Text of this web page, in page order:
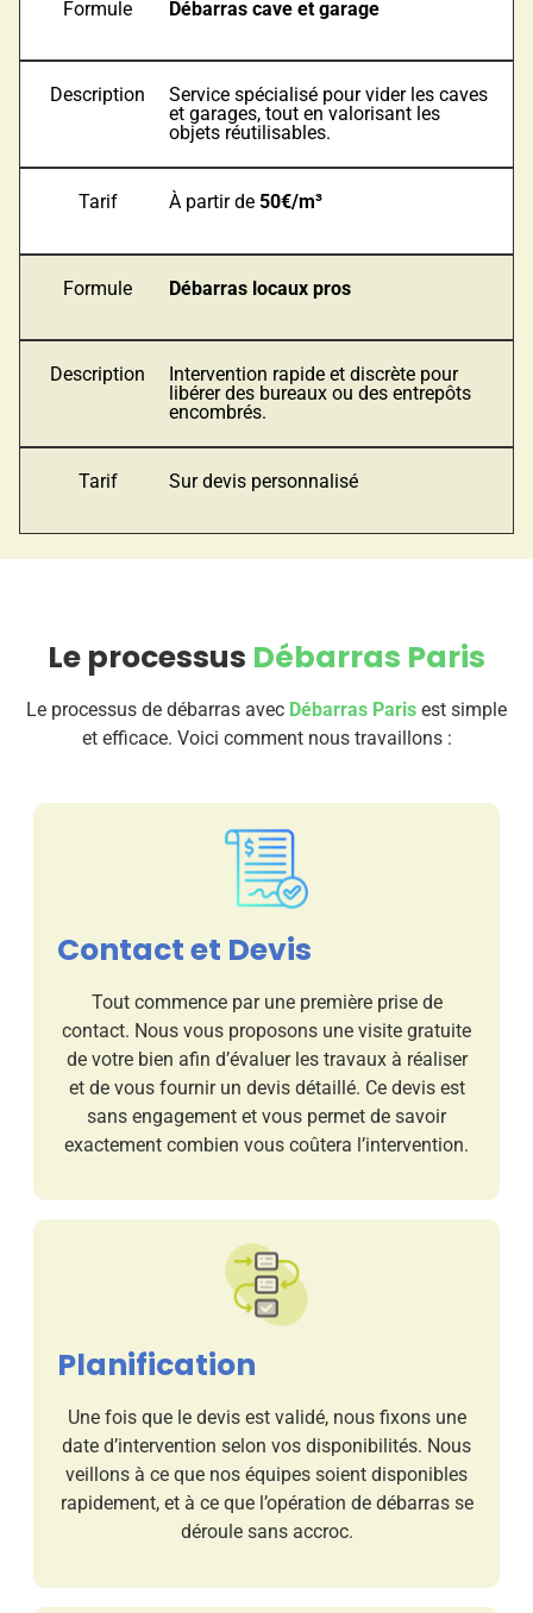
Formule Débarras cave et garage
Description
Service spécialisé pour vider les caves
et garages, tout en valorisant les
objets réutilisables.
Tarif À partir de 50€/m³
Formule Débarras locaux pros
Description
Intervention rapide et discrète pour
libérer des bureaux ou des entrepôts
encombrés.
Tarif Sur devis personnalisé
Le processus Débarras Paris
Le processus de débarras avec Débarras Paris est simple
et efficace. Voici comment nous travaillons :
Contact et Devis
Tout commence par une première prise de
contact. Nous vous proposons une visite gratuite
de votre bien afin d’évaluer les travaux à réaliser
et de vous fournir un devis détaillé. Ce devis est
sans engagement et vous permet de savoir
exactement combien vous coûtera l’intervention.
Planification
Une fois que le devis est validé, nous fixons une
date d’intervention selon vos disponibilités. Nous
veillons à ce que nos équipes soient disponibles
rapidement, et à ce que l’opération de débarras se
déroule sans accroc.